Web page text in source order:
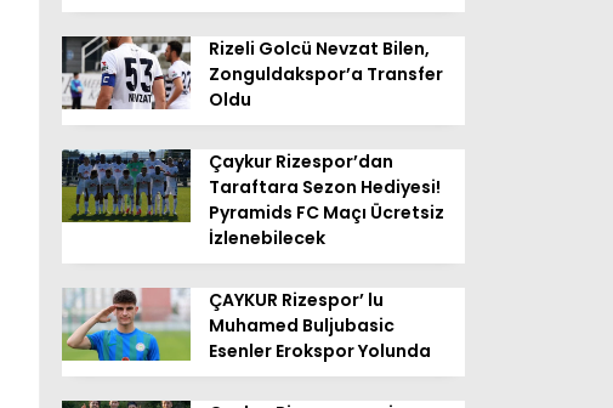
Rizeli Golcü Nevzat Bilen,
Zonguldakspor’a Transfer
Oldu
Çaykur Rizespor’dan
Taraftara Sezon Hediyesi!
Pyramids FC Maçı Ücretsiz
İzlenebilecek
ÇAYKUR Rizespor’ lu
Muhamed Buljubasic
Esenler Erokspor Yolunda